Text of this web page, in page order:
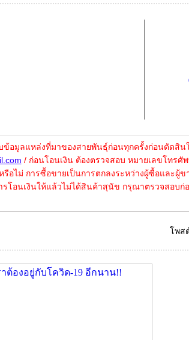
อมูลแหล่งที่มาของสายพันธุ์ก่อนทุกครั้งก่อนตัดสิน
/ ก่อนโอนเงิน ต้องตรวจสอบ หมายเลขโทร
อไม่ การซื้อขายเป็นการตกลงระหว่างผู้ซื้อและผู้ข
รโอนเงินให้แล้วไม่ได้สินค้าสุนัข กรุณาตรวจสอบก่
โพส